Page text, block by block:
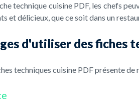
technique cuisine PDF, les chefs
et délicieux, que ce soit dans un
d'utiliser des fiches
techniques cuisine PDF présente